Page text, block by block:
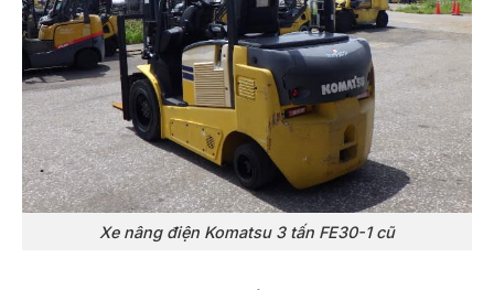
Xe nâng điện Komatsu 3 tấn FE30-1 cũ